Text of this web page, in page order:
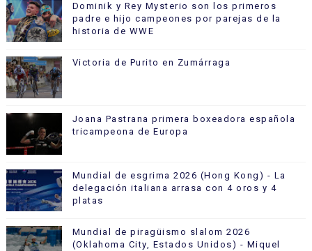
Dominik y Rey Mysterio son los primeros
padre e hijo campeones por parejas de la
historia de WWE
Victoria de Purito en Zumárraga
Joana Pastrana primera boxeadora española
tricampeona de Europa
Mundial de esgrima 2026 (Hong Kong) - La
delegación italiana arrasa con 4 oros y 4
platas
Mundial de piragüismo slalom 2026
(Oklahoma City, Estados Unidos) - Miquel